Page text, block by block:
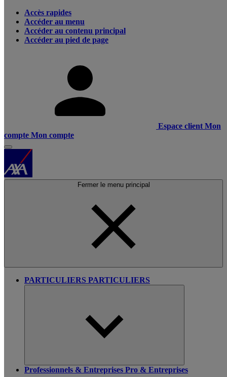
Accès rapides
Accéder au menu
Accéder au contenu principal
Accéder au pied de page
Espace client Mon
compte Mon compte
Fermer le menu principal
PARTICULIERS PARTICULIERS
Professionnels & Entreprises Pro & Entreprises